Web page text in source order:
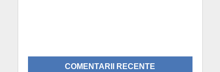
COMENTARII RECENTE